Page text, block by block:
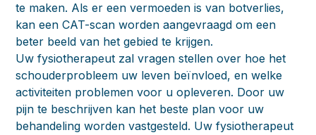
te maken. Als er een vermoeden is van botverlies,
kan een CAT-scan worden aangevraagd om een
beter beeld van het gebied te krijgen.
Uw fysiotherapeut zal vragen stellen over hoe het
schouderprobleem uw leven beïnvloed, en welke
activiteiten problemen voor u opleveren. Door uw
pijn te beschrijven kan het beste plan voor uw
behandeling worden vastgesteld. Uw fysiotherapeut